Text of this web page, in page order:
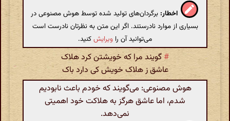
اخطار: برگردان‌های تولید شده توسط هوش مصنوعی در
بسیاری از موارد نادرستند. اگر این متن به نظرتان نادرست است
می‌توانید آن را ویرایشکنید.
# گویند مرا که خویشتن کرد هلاک
عاشق ز هلاک خویش کی دارد باک‌
هوش مصنوعی: می‌گویند که خودم باعث نابودیم
شدم، اما عاشق هرگز به هلاکت خود اهمیتی
نمی‌دهد.